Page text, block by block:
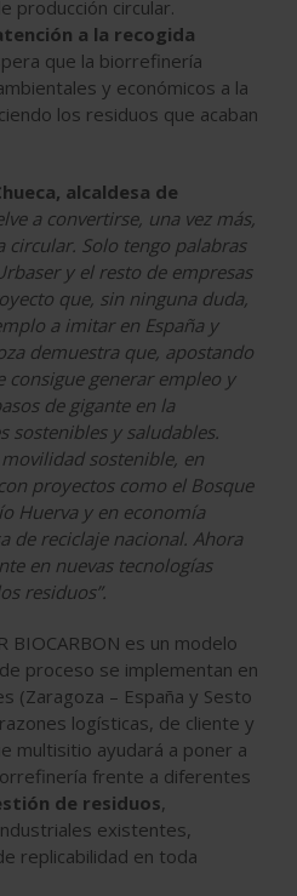
producción circular.
a la recogida
que la biorrefinería
y económicos a la
los residuos que acaban
alcaldesa de
a convertirse, una vez más,
circular. Solo tengo palabras
y el resto de empresas
que, sin ninguna duda,
a imitar en España y
demuestra que, apostando
consigue generar empleo y
de gigante en la
sostenibles y saludables.
sostenible, en
proyectos como el Bosque
Huerva y en economía
de reciclaje nacional. Ahora
en nuevas tecnologías
residuos”.
BIOCARBON es un modelo
proceso se implementan en
(Zaragoza – España y Sesto
logísticas, de cliente y
multisitio ayudará a poner a
frente a diferentes
de residuos,
existentes,
replicabilidad en toda